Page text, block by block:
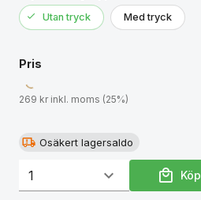
storlekar, se storlekstabellen i
produktdokumentationen.
Utan tryck Med tryck
Pris
269 kr inkl. moms (25%)
Osäkert lagersaldo
Köp